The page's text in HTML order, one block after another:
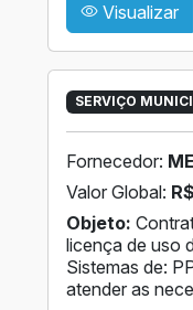
Visualizar
SERVIÇO
Fornecedor:
Valor Global:
Objeto:
licença de uso
Sistemas de:
atender as